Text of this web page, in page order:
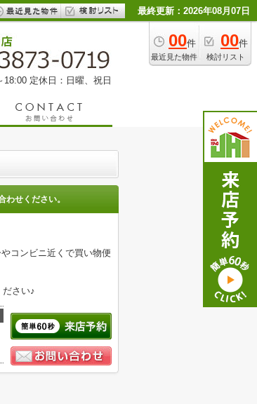
最終更新：2026年08月07日
00件
最近見た物件
00件
検討リスト
18:00 定休日：日曜、祝日
わせください。
コンビニ近くで買い物便
さい♪